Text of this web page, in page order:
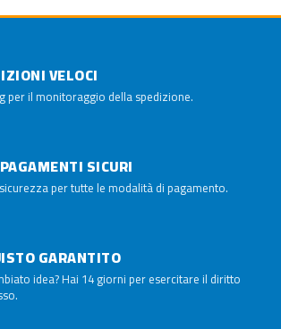
VELOCI
per il monitoraggio della spedizione.
SICURI
per tutte le modalità di pagamento.
GARANTITO
idea? Hai 14 giorni per esercitare il diritto